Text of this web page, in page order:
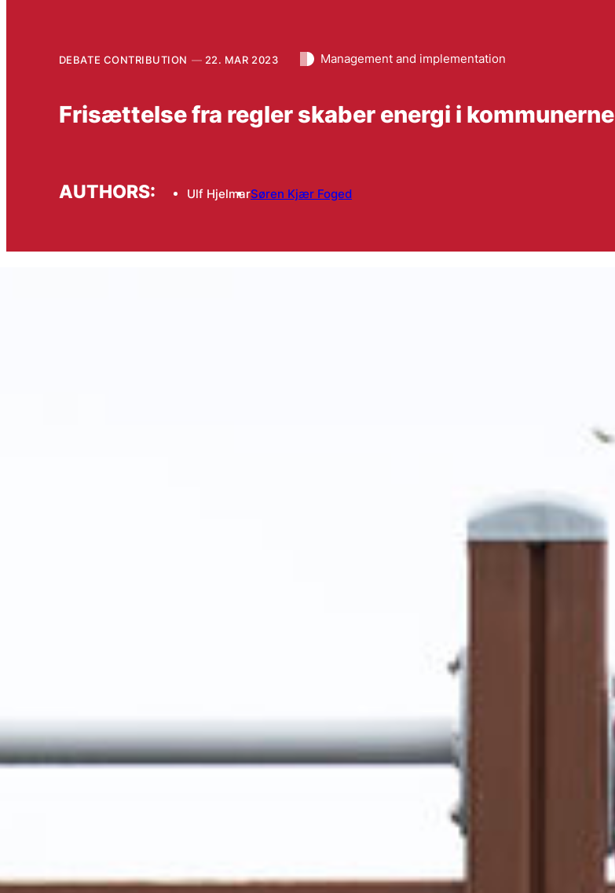
DEBATE CONTRIBUTION 22. MAR 2023 Management and implementation
Frisættelse fra regler skaber energi i kommunerne
AUTHORS: Ulf HjelmarSøren Kjær Foged